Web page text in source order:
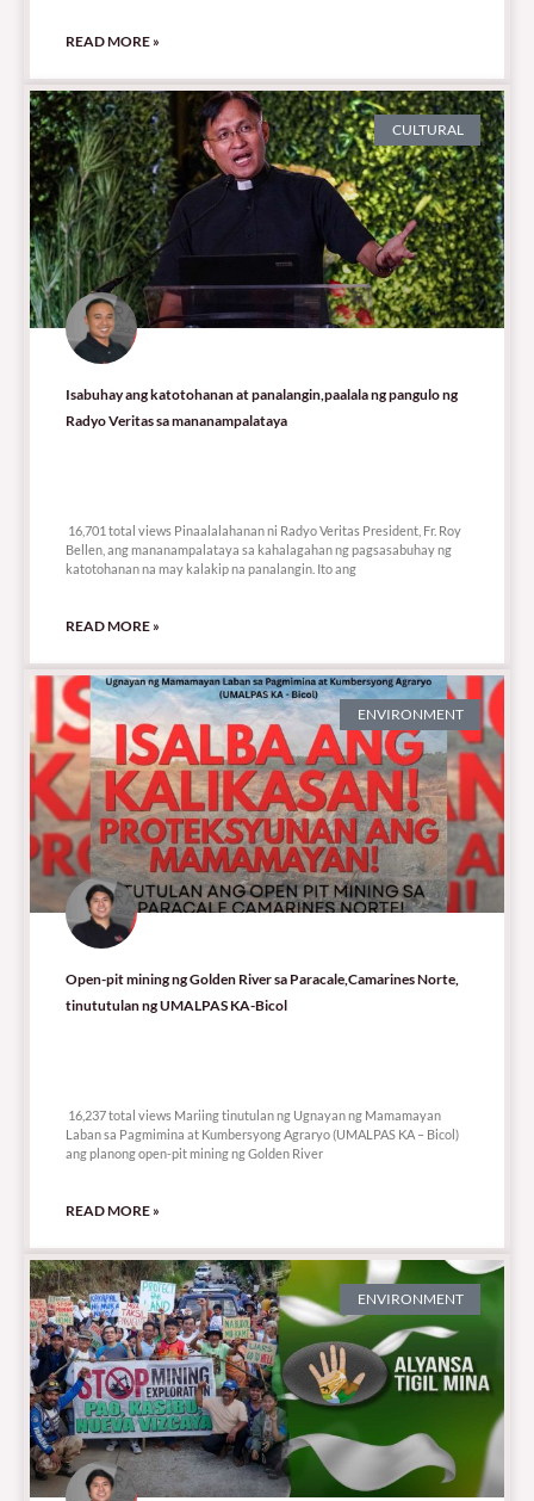
READ MORE »
CULTURAL
Isabuhay ang katotohanan at panalangin,paalala ng pangulo ng
Radyo Veritas sa mananampalataya
16,701 total views Pinaalalahanan ni Radyo Veritas President, Fr. Roy
Bellen, ang mananampalataya sa kahalagahan ng pagsasabuhay ng
katotohanan na may kalakip na panalangin. Ito ang
READ MORE »
ENVIRONMENT
Open-pit mining ng Golden River sa Paracale,Camarines Norte,
tinututulan ng UMALPAS KA-Bicol
16,237 total views Mariing tinutulan ng Ugnayan ng Mamamayan
Laban sa Pagmimina at Kumbersyong Agraryo (UMALPAS KA – Bicol)
ang planong open-pit mining ng Golden River
READ MORE »
ENVIRONMENT